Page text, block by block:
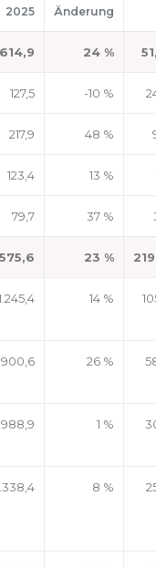
2025 Änderung
614,9 24 %
127,5 -10 %
217,9 48 %
123,4 13 %
79,7 37 %
23 %
14 %
26 %
988,9 1 %
8 %